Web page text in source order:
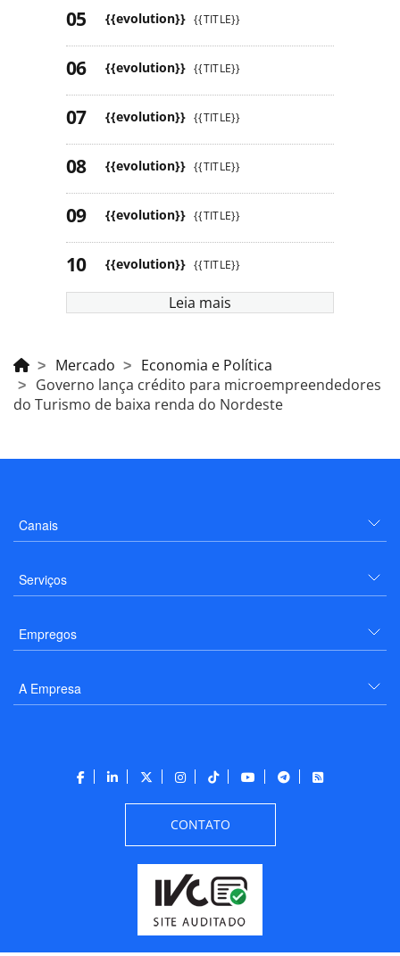
{{evolution}} {{TITLE}}
{{evolution}} {{TITLE}}
{{evolution}} {{TITLE}}
{{evolution}} {{TITLE}}
{{evolution}} {{TITLE}}
{{evolution}} {{TITLE}}
Leia mais
Mercado
Economia e Política
Governo lança crédito para microempreendedores
do Turismo de baixa renda do Nordeste
Canais
Serviços
Empregos
A Empresa
CONTATO